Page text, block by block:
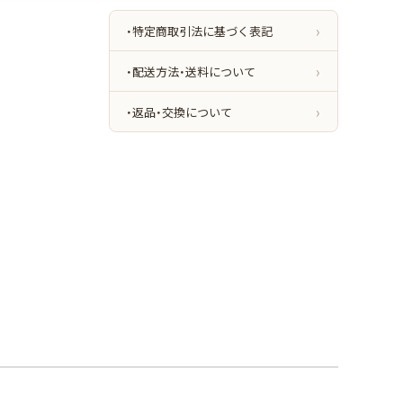
・特定商取引法に基づく表記
・配送方法・送料について
・返品・交換について